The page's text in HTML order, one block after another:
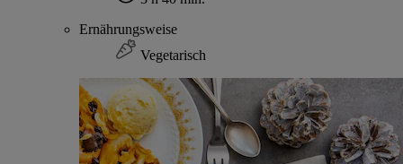
Ernährungsweise
Vegetarisch